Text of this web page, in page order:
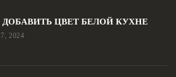
ДОБАВИТЬ ЦВЕТ БЕЛОЙ КУХНЕ
2024